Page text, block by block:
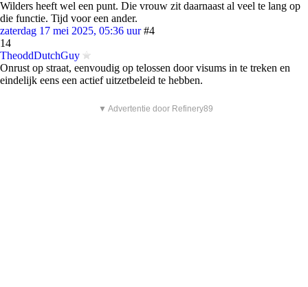
Wilders heeft wel een punt. Die vrouw zit daarnaast al veel te lang op
die functie. Tijd voor een ander.
zaterdag 17 mei 2025, 05:36 uur #4
14
TheoddDutchGuy
Onrust op straat, eenvoudig op telossen door visums in te treken en
eindelijk eens een actief uitzetbeleid te hebben.
▼ Advertentie door Refinery89